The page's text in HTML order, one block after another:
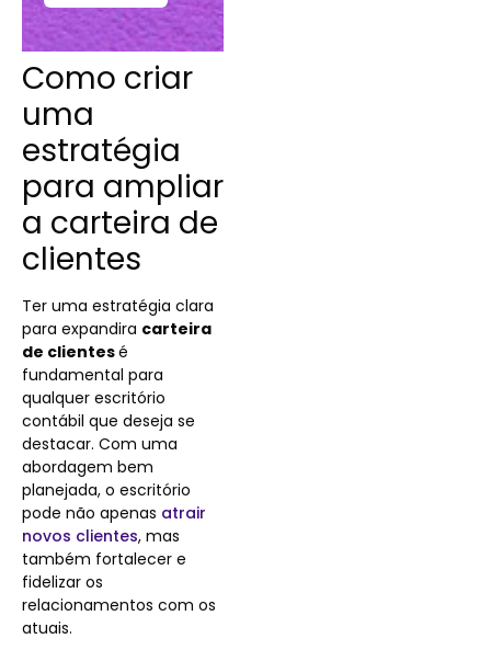
Como criar
uma
estratégia
para ampliar
a carteira de
clientes
Ter uma estratégia clara
para expandira carteira
de clientesé
fundamental para
qualquer escritório
contábil que deseja se
destacar. Com uma
abordagem bem
planejada, o escritório
pode não apenas atrair
novos clientes, mas
também fortalecer e
fidelizar os
relacionamentos com os
atuais.